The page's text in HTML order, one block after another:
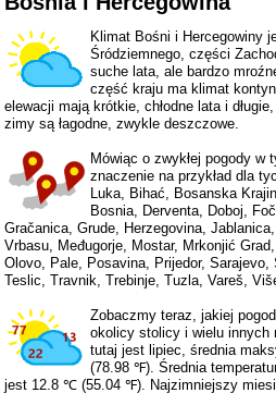
Klimat Bośni i Hercegowiny
Śródziemnego, części
suche lata, ale bardzo
część kraju ma klimat
elewacji mają krótkie, chłodne lata i
zimy są łagodne, zwykle deszczowe.
Mówiąc o zwykłej pogody w
znaczenie na przykład dla
Luka, Bihać, Bosanska
Bosnia, Derventa, Doboj,
Gračanica, Grude, Herzegovina,
Vrbasu, Međugorje, Mostar, Mrkonjić
Olovo, Pale, Posavina, Prijedor, Sarajevo,
Teslic, Travnik, Trebinje, Tuzla, Vareš,
Zobaczmy teraz, jakiej
okolicy stolicy i wielu innych
tutaj jest lipiec, średnia
(78.98 ℉). Średnia
jest 12.8 ℃ (55.04 ℉). Najzimniejszy